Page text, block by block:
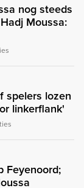
nog steeds
Moussa:
spelers lozen
linkerflank'
Feyenoord;